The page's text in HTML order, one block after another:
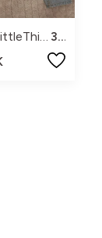
PrettyLittleThing
34